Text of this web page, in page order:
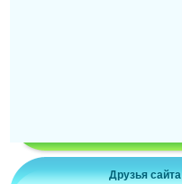
Друзья сайта